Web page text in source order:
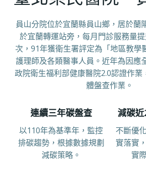
員山分院位於宜蘭縣員山鄉，居於蘭
於宜蘭轉運站旁，每月門診服務量
次，91年獲衛生署評定為「地區教學
護理師及各類醫事人員。近年為因應
政院衛生福利部健康醫院2.0認證作業
體盤查作業。
連續三年碳盤查
以110年為基準年，監控
排碳趨勢，根據數據規劃
減碳策略。
減碳
不斷優
實落實
實